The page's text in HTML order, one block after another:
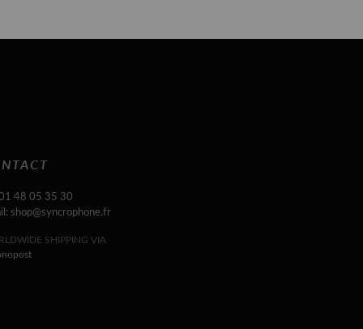
48 05 35 30
shop@syncrophone.fr
SHIPPING VIA